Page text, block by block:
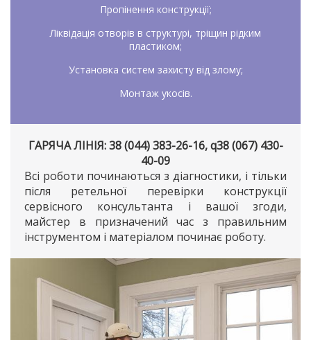
Пропінення конструкції;
Ліквідація отворів в структурі, тріщин рідким
пластиком;
Установка систем захисту від злому;
Монтаж укосів.
ГАРЯЧА ЛІНІЯ: 38 (044) 383-26-16, q38 (067) 430-
40-09
Всі роботи починаються з діагностики, і тільки
після ретельної перевірки конструкції
сервісного консультанта і вашої згоди,
майстер в призначений час з правильним
інструментом і матеріалом починає роботу.